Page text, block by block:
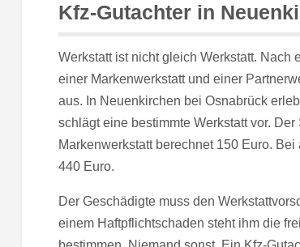
Kfz-Gutachter in
Werkstatt ist nicht gleich Werkstatt.
einer Markenwerkstatt und einer
aus. In Neuenkirchen bei Osnabrück
schlägt eine bestimmte Werkstatt vor.
Markenwerkstatt berechnet 150 Euro.
440 Euro.
Der Geschädigte muss den
einem Haftpflichtschaden steht ihm die